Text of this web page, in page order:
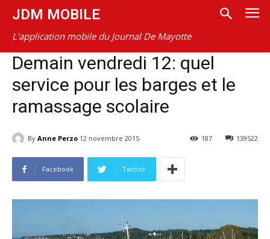
JDM MOBILE
L'application mobile du Journal De Mayotte
Demain vendredi 12: quel
service pour les barges et le
ramassage scolaire
By Anne Perzo 12 novembre 2015 139522
187
Facebook Twitter